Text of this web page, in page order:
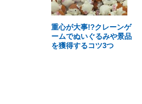
重心が大事!?クレーンゲ
ームでぬいぐるみや景品
を獲得するコツ3つ